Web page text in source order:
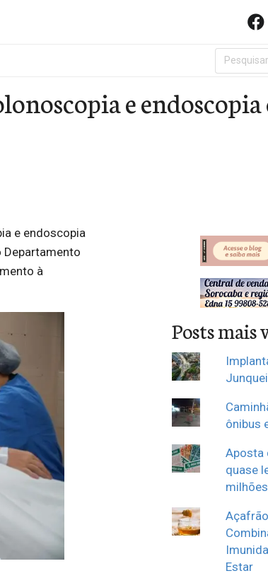
Pesquisar
por:
e
e endoscopia
Departamento
à
Posts mais
ônibus
Aposta
quase
Estar